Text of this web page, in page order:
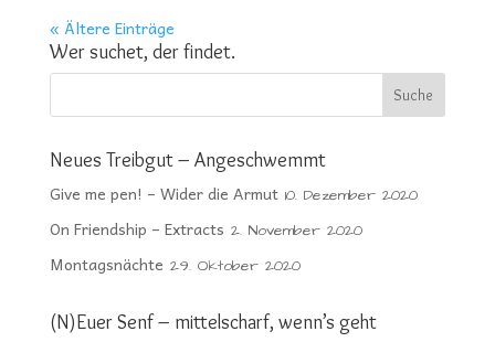
« Ältere Einträge
Wer suchet, der findet.
Neues Treibgut – Angeschwemmt
Give me pen! – Wider die Armut 10. Dezember 2020
On Friendship – Extracts 2. November 2020
Montagsnächte 29. Oktober 2020
(N)Euer Senf – mittelscharf, wenn’s geht